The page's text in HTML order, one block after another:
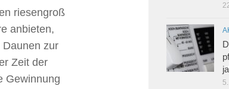
riesengroß
anbieten,
zur
Zeit der
Gewinnung